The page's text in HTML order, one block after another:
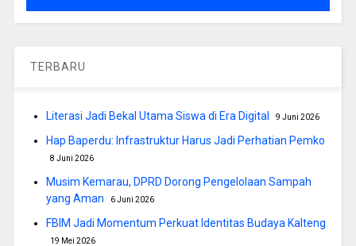
TERBARU
Literasi Jadi Bekal Utama Siswa di Era Digital 9 Juni 2026
Hap Baperdu: Infrastruktur Harus Jadi Perhatian Pemko
8 Juni 2026
Musim Kemarau, DPRD Dorong Pengelolaan Sampah
yang Aman
6 Juni 2026
FBIM Jadi Momentum Perkuat Identitas Budaya Kalteng
19 Mei 2026